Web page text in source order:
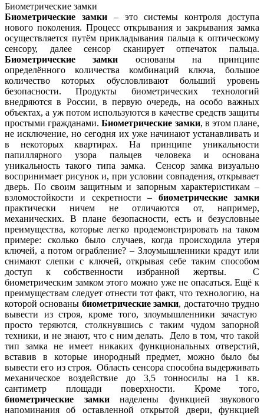
Биометрические замки
Биометрические замки– это системы контроля доступа
нового поколения. Процесс открывания и закрывания замка
осуществляется путём прикладывания пальца к оптическому
сенсору, далее сенсор сканирует отпечаток пальца.
Биометрические замки основаны на принципе
определённого количества комбинаций ключа, большое
количество которых обусловливают больший уровень
безопасности. Продукты биометрических технологий
внедряются в России, в первую очередь, на особо важных
объектах, а уж потом используются в качестве средств защиты
простыми гражданами.Биометрические замки, в этом плане,
не исключение, но сегодня их уже начинают устанавливать и
в некоторых квартирах. На принципе уникальности
папиллярного узора пальцев человека и основана
уникальность такого типа замка. Сенсор замка визуально
воспринимает рисунок и, при условии совпадения, открывает
дверь. По своим защитным и запорным характеристикам –
взломостойкости и секретности –биометрические замки
практически ничем не отличаются от, например,
механических. В плане безопасности, есть и безусловные
преимущества, которые легко продемонстрировать на таком
примере: сколько было случаев, когда происходила утеря
ключей, а потом ограбление? – Злоумышленники крадут или
снимают слепки с ключей, открывая себе таким способом
доступ к собственности избранной жертвы. С
биометрическим замком этого можно уже не опасаться. Ещё к
преимуществам следует отнести тот факт, что технологию, на
которой основаны биометрические замки, достаточно трудно
вывести из строя, кроме того, злоумышленники зачастую
просто теряются, столкнувшись с таким чудом запорной
техники, и не знают, что с ним делать. Дело в том, что такой
тип замка не имеет никаких функциональных отверстий,
вставив в которые инородный предмет, можно было бы
вывести его из строя. Область сенсора способна выдерживать
механическое воздействие до 3,5 тонносилы на 1 кв.
сантиметр площади поверхности. Кроме того,
биометрические замкинаделены функцией звукового
напоминания об оставленной открытой двери, функцией